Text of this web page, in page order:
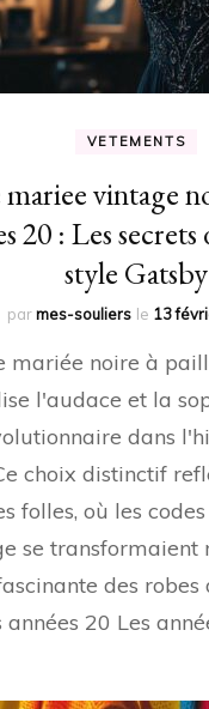
VETEMENTS
vintage
20 : Les
style Gatsby
parmes-souliers le 13
mariée noire à
l'audace et la
dans
choix distinctif
folles, où les
se transformaient
des
années 20 Les